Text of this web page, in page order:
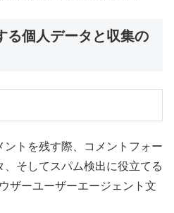
る個人データと収集の
トを残す際、コメントフォー
そしてスパム検出に役立てる
ザーユーザーエージェント文